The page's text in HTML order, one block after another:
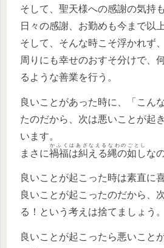
そして、聖天様への感謝の気持
日々の感謝、お勤めも今まで以
そして、そんな時こそ浮かれず
周りにも幸せのおすそ分けで、
るような善業を行う。
良いことがあった時に、「こん
たのだから、次は悪いことが起
います。
まさに禍福は糾える縄の如し
かふくはあざなえるなわのごとし
な
良いことが起こった時は素直に
良いことが起こったのだから、
る！という考えは捨てましょう。
良いことが起こったら悪いこと